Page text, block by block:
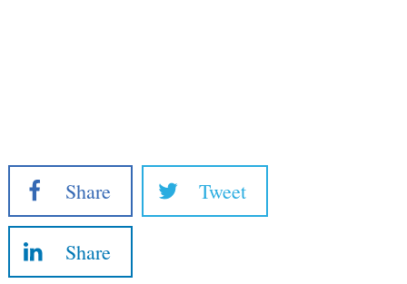
Share Tweet
Share